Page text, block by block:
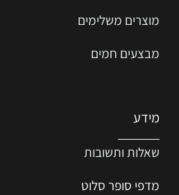
מוצרים משלימים
מבצעים חמים
מידע
שאלות ותשובות
מדפי סופר סלוט